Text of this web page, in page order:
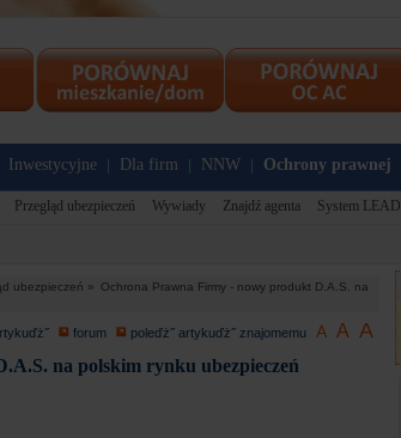
Inwestycyjne Dla firm NNW Ochrony prawnej
Przegląd ubezpieczeń Wywiady Znajdź agenta System LEAD
ubezpieczeń »
Ochrona Prawna Firmy - nowy produkt D.A.S. na
forum poleďż˝ artykuďż˝ znajomemu A A A
na polskim rynku ubezpieczeń